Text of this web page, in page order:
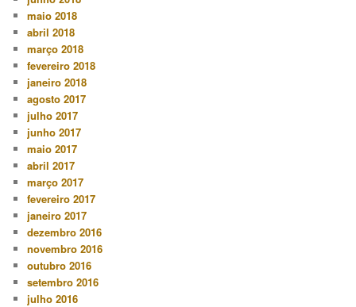
maio 2018
abril 2018
março 2018
fevereiro 2018
janeiro 2018
agosto 2017
julho 2017
junho 2017
maio 2017
abril 2017
março 2017
fevereiro 2017
janeiro 2017
dezembro 2016
novembro 2016
outubro 2016
setembro 2016
julho 2016